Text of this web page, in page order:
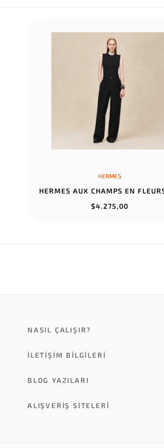
HERMES
$4.275,00
NASIL ÇALIŞIR?
İLETİŞİM BİLGİLERİ
BLOG YAZILARI
ALIŞVERİŞ SİTELERİ